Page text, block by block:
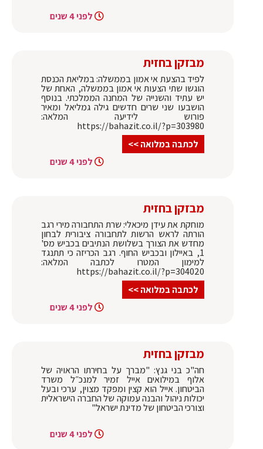
לפני 4 שנים
מבזקן בחזית
לפיד בהצעת אי אמון בממשלה: במליאת הכנסת
הוגשו שתי הצעות אי אמון בממשלה, האחת של
יש עתיד והשנייה של המחנה הממלכתי. בנוסף
הושבעו שני שרים חדשים גילה גמליאל ומאיר
פורוש לידיעה המלאה:
https://bahazit.co.il/?p=303980
לכתבה במלואה >>
לפני 4 שנים
מבזקן בחזית
מוחקת את עידן מיכאלי: שרת התחבורה מירי רגב
הורתה לראש הרשות לתחבורה ציבורית לבחון
מחדש את הצורך בשלושת הנתיבים בכביש מס'
1, באיילון ובכביש החוף. רגב הכריזה כי תתנגד
למימון המטרו לכתבה המלאה:
https://bahazit.co.il/?p=304020
לכתבה במלואה >>
לפני 4 שנים
מבזקן בחזית
חה"כ בני גנץ: "מברך על בחירתו הראויה של
אלוף במילואים אייל זמיר למנכ״ל משרד
הביטחון. אייל הוא קצין ומפקד מצוין, ערכי ובעל
יכולות ניהול והבנה עמוקה של החברה הישראלית
וצורכי הביטחון של מדינת ישראל"
לפני 4 שנים